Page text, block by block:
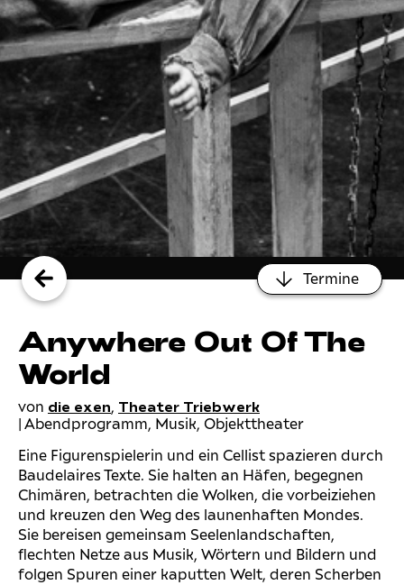
Anywhere Out Of The
World
von die exen, Theater Triebwerk
| Abendprogramm, Musik, Objekttheater
Termine
Eine Figurenspielerin und ein Cellist spazieren durch
Baudelaires Texte. Sie halten an Häfen, begegnen
Chimären, betrachten die Wolken, die vorbeiziehen
und kreuzen den Weg des launenhaften Mondes.
Sie bereisen gemeinsam Seelenlandschaften,
flechten Netze aus Musik, Wörtern und Bildern und
folgen Spuren einer kaputten Welt, deren Scherben